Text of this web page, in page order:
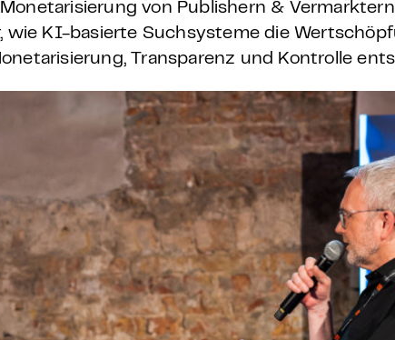
von Publishern &
wie KI-basierte Suchsysteme die
Transparenz und Kontrolle